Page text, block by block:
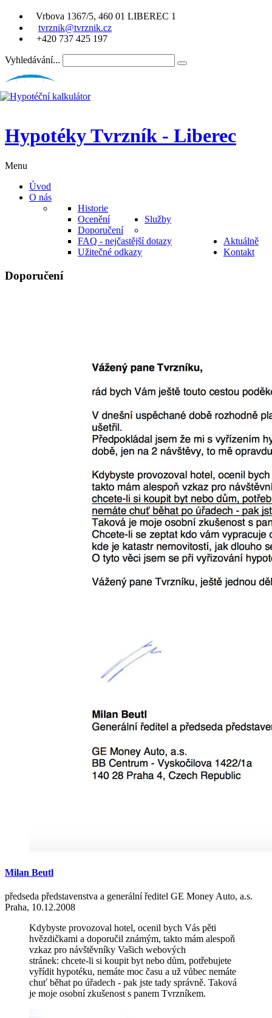
Vrbova 1367/5, 460 01 LIBEREC 1
tvrznik@tvrznik.cz
+420 737 425 197
Vyhledávání...
Hypotéky Tvrzník - Liberec
Menu
Úvod
O nás
Historie
Ocenění
Doporučení
Služby
FAQ - nejčastější dotazy
Užitečné odkazy
Aktuálně
Kontakt
Doporučení
Milan Beutl
předseda představenstva a generální ředitel GE Money Auto, a.s.
Praha, 10.12.2008
Kdybyste provozoval hotel, ocenil bych Vás pěti
hvězdičkami a doporučil známým, takto mám alespoň
vzkaz pro návštěvníky Vašich webových
stránek: chcete-li si koupit byt nebo dům, potřebujete
vyřídit hypotéku, nemáte moc času a už vůbec nemáte
chuť běhat po úřadech - pak jste tady správně. Taková
je moje osobní zkušenost s panem Tvrzníkem.